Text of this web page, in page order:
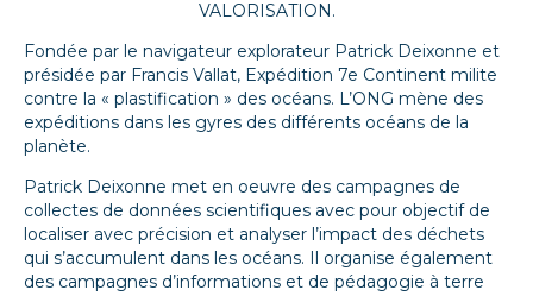
VALORISATION.
Fondée par le navigateur explorateur Patrick Deixonne et
présidée par Francis Vallat, Expédition 7e Continent milite
contre la « plastification » des océans. L’ONG mène des
expéditions dans les gyres des différents océans de la
planète.
Patrick Deixonne met en oeuvre des campagnes de
collectes de données scientifiques avec pour objectif de
localiser avec précision et analyser l’impact des déchets
qui s’accumulent dans les océans. Il organise également
des campagnes d’informations et de pédagogie à terre